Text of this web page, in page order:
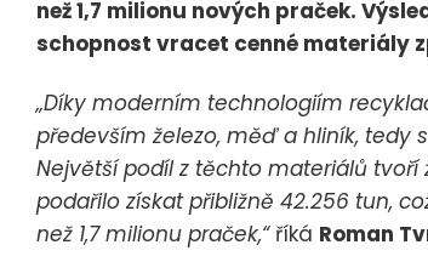
než 1,7 milionu nových praček.
schopnost vracet cenné materiály
„Díky moderním technologiím
především železo, měď a hliník, tedy
Největší podíl z těchto materiálů
podařilo získat přibližně 42.256 tun,
než 1,7 milionu praček,“říká Roman